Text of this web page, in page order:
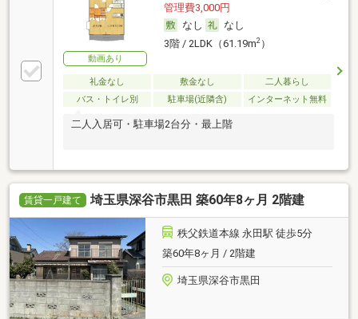
動画あり
管理費3,000円
なし
なし
3階 / 2LDK（61.19m2）
礼金なし 敷金なし
二人暮らし
バス・トイレ別
駐車場(近隣含) インターネット無料
二人入居可・駐車場2台分・最上階
賃貸一戸建て 埼玉県深谷市黒田 築60年8ヶ月 2階建
秩父鉄道本線 永田駅 徒歩5分
築60年8ヶ月 / 2階建
埼玉県深谷市黒田